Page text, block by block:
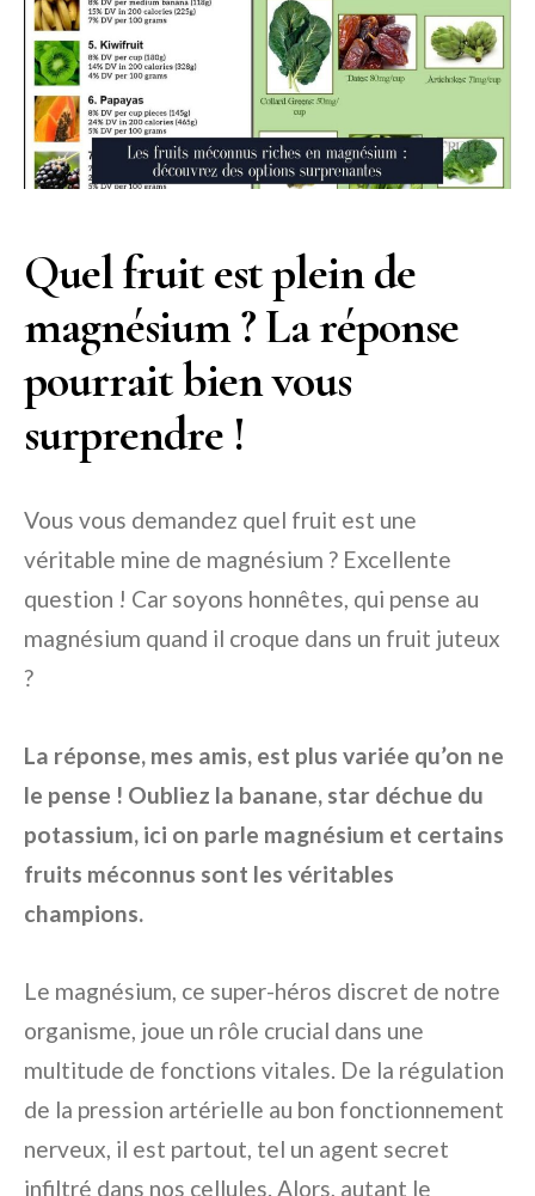
Quel fruit est plein de
magnésium ? La réponse
pourrait bien vous
surprendre !
Vous vous demandez quel fruit est une
véritable mine de magnésium ? Excellente
question ! Car soyons honnêtes, qui pense au
magnésium quand il croque dans un fruit juteux
?
La réponse, mes amis, est plus variée qu’on ne
le pense ! Oubliez la banane, star déchue du
potassium, ici on parle magnésium et certains
fruits méconnus sont les véritables
champions.
Le magnésium, ce super-héros discret de notre
organisme, joue un rôle crucial dans une
multitude de fonctions vitales. De la régulation
de la pression artérielle au bon fonctionnement
nerveux, il est partout, tel un agent secret
infiltré dans nos cellules. Alors, autant le